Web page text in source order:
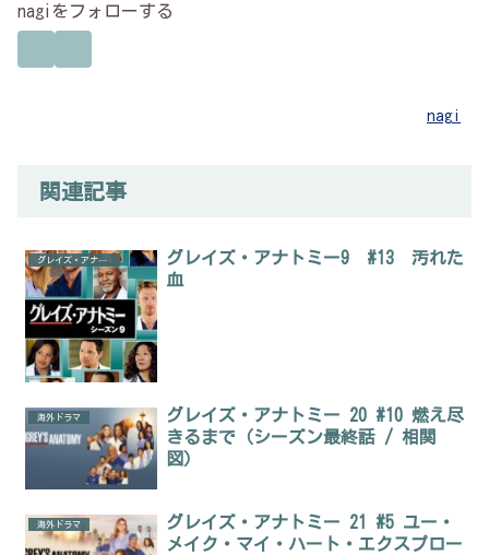
nagiをフォローする
nagi
関連記事
グレイズ・アナトミー
グレイズ・アナトミー9 #13 汚れた
血
海外ドラマ
グレイズ・アナトミー 20 #10 燃え尽
きるまで（シーズン最終話 / 相関
図）
海外ドラマ
グレイズ・アナトミー 21 #5 ユー・
メイク・マイ・ハート・エクスプロー